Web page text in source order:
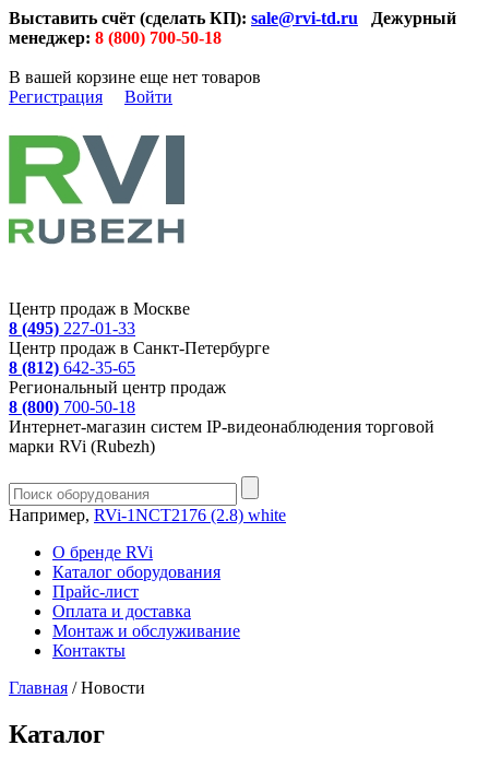
Выставить счёт (сделать КП): sale@rvi-td.ru
Дежурный
менеджер: 8 (800) 700-50-18
В вашей корзине еще нет товаров
Регистрация
Войти
Центр продаж в Москве
8 (495) 227-01-33
Центр продаж в Санкт-Петербурге
8 (812) 642-35-65
Региональный центр продаж
8 (800) 700-50-18
Интернет-магазин систем IP-видеонаблюдения торговой
марки RVi (Rubezh)
Например, RVi-1NCT2176 (2.8) white
О бренде RVi
Каталог оборудования
Прайс-лист
Оплата и доставка
Монтаж и обслуживание
Контакты
Главная /Новости
Каталог